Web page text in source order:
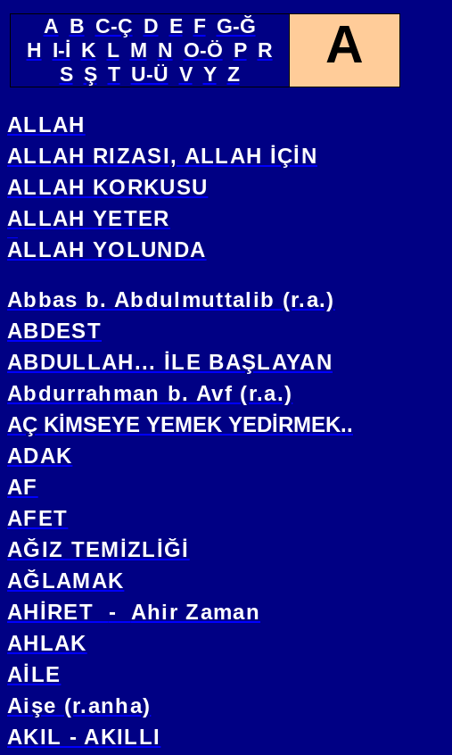
A B C-Ç D E F G-Ğ
H I-İ K L M N O-Ö P R
S Ş T U-Ü V Y Z
A
ALLAH
ALLAH RIZASI, ALLAH İÇİN
ALLAH KORKUSU
ALLAH YETER
ALLAH YOLUNDA
Abbas b. Abdulmuttalib (r.a.)
ABDEST
ABDULLAH... İLE BAŞLAYAN
Abdurrahman b. Avf (r.a.)
AÇ KİMSEYE YEMEK YEDİRMEK..
ADAK
AF
AFET
AĞIZ TEMİZLİĞİ
AĞLAMAK
AHİRET
-
Ahir Zaman
AHLAK
AİLE
Aişe (r.anha)
AKIL - AKILLI